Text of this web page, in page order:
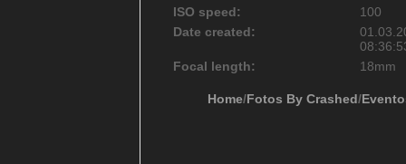
ISO speed:
100
Date created:
Focal length:
18mm
Home/Fotos By Crashed/